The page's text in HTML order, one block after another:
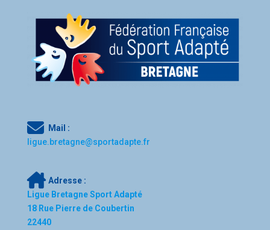
Mail :
igue.bretagne@sportadapte.fr
Adresse :
Ligue Bretagne Sport Adapté
18 Rue Pierre de Coubertin
22440